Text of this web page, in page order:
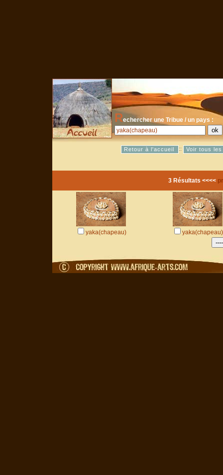
Rechercher une Tribue / un pays :
Retour à l'accueil :: Voir tous
3 Résultats <<<<
yaka(chapeau) yaka(chapeau)